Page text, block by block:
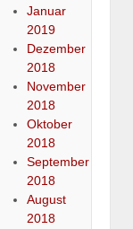
Januar
2019
Dezember
2018
November
2018
Oktober
2018
September
2018
August
2018